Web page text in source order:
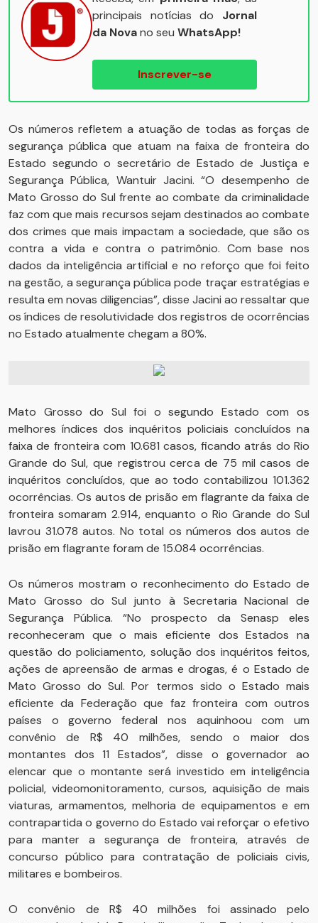
principais notícias do Jornal
da Novano seu WhatsApp!
Inscrever-se
Os números refletem a atuação de todas as forças de
segurança pública que atuam na faixa de fronteira do
Estado segundo o secretário de Estado de Justiça e
Segurança Pública, Wantuir Jacini. “O desempenho de
Mato Grosso do Sul frente ao combate da criminalidade
faz com que mais recursos sejam destinados ao combate
dos crimes que mais impactam a sociedade, que são os
contra a vida e contra o patrimônio. Com base nos
dados da inteligência artificial e no reforço que foi feito
na gestão, a segurança pública pode traçar estratégias e
resulta em novas diligencias”, disse Jacini ao ressaltar que
os índices de resolutividade dos registros de ocorrências
no Estado atualmente chegam a 80%.
Mato Grosso do Sul foi o segundo Estado com os
melhores índices dos inquéritos policiais concluídos na
faixa de fronteira com 10.681 casos, ficando atrás do Rio
Grande do Sul, que registrou cerca de 75 mil casos de
inquéritos concluídos, que ao todo contabilizou 101.362
ocorrências. Os autos de prisão em flagrante da faixa de
fronteira somaram 2.914, enquanto o Rio Grande do Sul
lavrou 31.078 autos. No total os números dos autos de
prisão em flagrante foram de 15.084 ocorrências.
Os números mostram o reconhecimento do Estado de
Mato Grosso do Sul junto à Secretaria Nacional de
Segurança Pública. “No prospecto da Senasp eles
reconheceram que o mais eficiente dos Estados na
questão do policiamento, solução dos inquéritos feitos,
ações de apreensão de armas e drogas, é o Estado de
Mato Grosso do Sul. Por termos sido o Estado mais
eficiente da Federação que faz fronteira com outros
países o governo federal nos aquinhoou com um
convênio de R$ 40 milhões, sendo o maior dos
montantes dos 11 Estados”, disse o governador ao
elencar que o montante será investido em inteligência
policial, videomonitoramento, cursos, aquisição de mais
viaturas, armamentos, melhoria de equipamentos e em
contrapartida o governo do Estado vai reforçar o efetivo
para manter a segurança de fronteira, através de
concurso público para contratação de policiais civis,
militares e bombeiros.
O convênio de R$ 40 milhões foi assinado pelo